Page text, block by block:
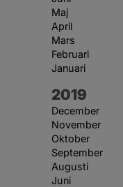
Maj
April
Mars
Februari
Januari
År:
2019
December
November
Oktober
September
Augusti
Juni